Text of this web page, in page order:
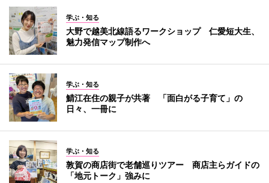
学ぶ・知る
大野で越美北線語るワークショップ 仁愛短大生、
魅力発信マップ制作へ
学ぶ・知る
鯖江在住の親子が共著 「面白がる子育て」の
日々、一冊に
学ぶ・知る
敦賀の商店街で老舗巡りツアー 商店主らガイドの
「地元トーク」強みに